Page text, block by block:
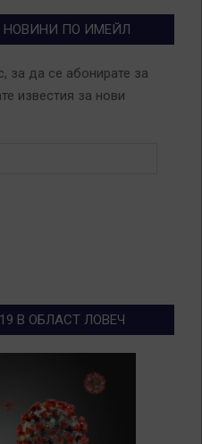
НОВИНИ ПО ИМЕЙЛ
за да се абонирате за
известия за нови
В ОБЛАСТ ЛОВЕЧ